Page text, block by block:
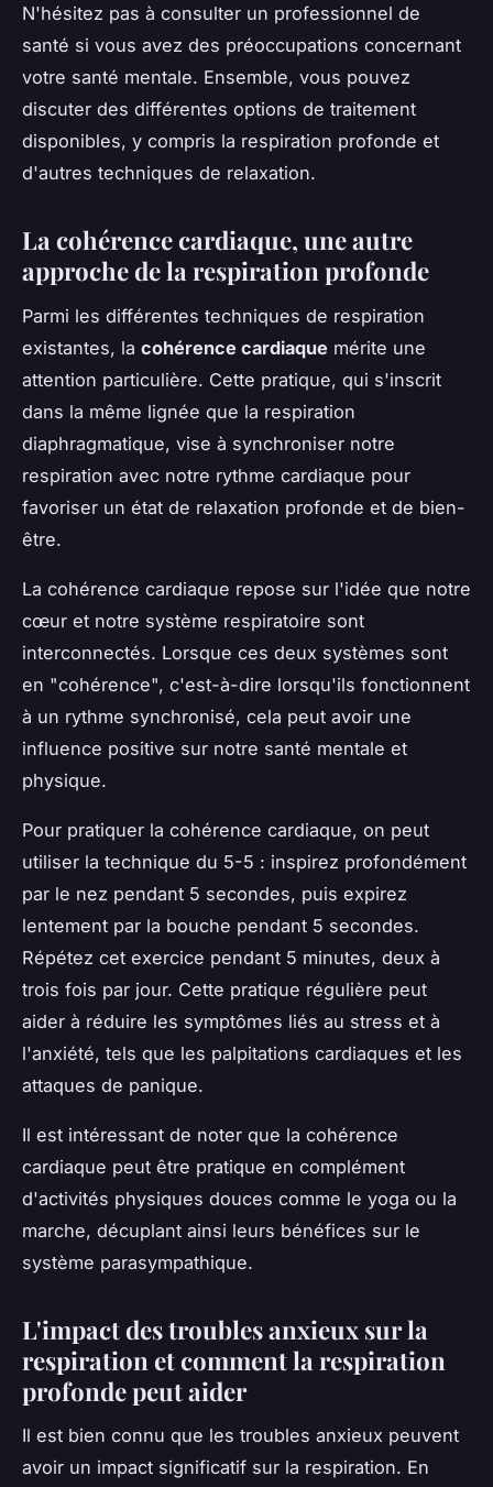
N'hésitez pas à consulter un professionnel de
santé si vous avez des préoccupations concernant
votre santé mentale. Ensemble, vous pouvez
discuter des différentes options de traitement
disponibles, y compris la respiration profonde et
d'autres techniques de relaxation.
La cohérence cardiaque, une autre
approche de la respiration profonde
Parmi les différentes techniques de respiration
existantes, la cohérence cardiaque mérite une
attention particulière. Cette pratique, qui s'inscrit
dans la même lignée que la respiration
diaphragmatique, vise à synchroniser notre
respiration avec notre rythme cardiaque pour
favoriser un état de relaxation profonde et de bien-
être.
La cohérence cardiaque repose sur l'idée que notre
cœur et notre système respiratoire sont
interconnectés. Lorsque ces deux systèmes sont
en "cohérence", c'est-à-dire lorsqu'ils fonctionnent
à un rythme synchronisé, cela peut avoir une
influence positive sur notre santé mentale et
physique.
Pour pratiquer la cohérence cardiaque, on peut
utiliser la technique du 5-5 : inspirez profondément
par le nez pendant 5 secondes, puis expirez
lentement par la bouche pendant 5 secondes.
Répétez cet exercice pendant 5 minutes, deux à
trois fois par jour. Cette pratique régulière peut
aider à réduire les symptômes liés au stress et à
l'anxiété, tels que les palpitations cardiaques et les
attaques de panique.
Il est intéressant de noter que la cohérence
cardiaque peut être pratique en complément
d'activités physiques douces comme le yoga ou la
marche, décuplant ainsi leurs bénéfices sur le
système parasympathique.
L'impact des troubles anxieux sur la
respiration et comment la respiration
profonde peut aider
Il est bien connu que les troubles anxieux peuvent
avoir un impact significatif sur la respiration. En